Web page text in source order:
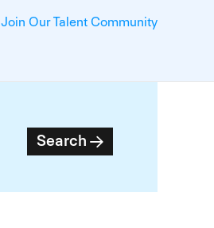
Join Our Talent Community
Search